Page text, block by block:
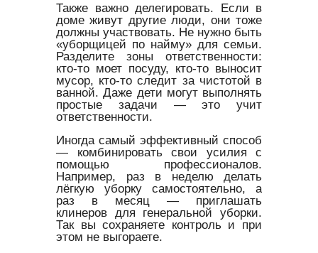
Также важно делегировать. Если в
доме живут другие люди, они тоже
должны участвовать. Не нужно быть
«уборщицей по найму» для семьи.
Разделите зоны ответственности:
кто-то моет посуду, кто-то выносит
мусор, кто-то следит за чистотой в
ванной. Даже дети могут выполнять
простые задачи — это учит
ответственности.
Иногда самый эффективный способ
— комбинировать свои усилия с
помощью профессионалов.
Например, раз в неделю делать
лёгкую уборку самостоятельно, а
раз в месяц — приглашать
клинеров для генеральной уборки.
Так вы сохраняете контроль и при
этом не выгораете.